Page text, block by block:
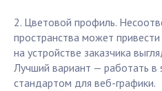
2. Цветовой профиль.
пространства может
на устройстве заказчика
Лучший вариант — работать в
стандартом для веб-графики.